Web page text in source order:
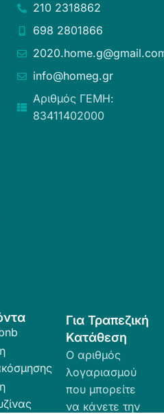
210 2318862
698 2801866
info@homeg.gr
Αριθμός ΓΕΜΗ:
83411402000
Για Τραπεζική
Κατάθεση
Ο αριθμός
λογαριασμού
που μπορείτε
να κάνετε την